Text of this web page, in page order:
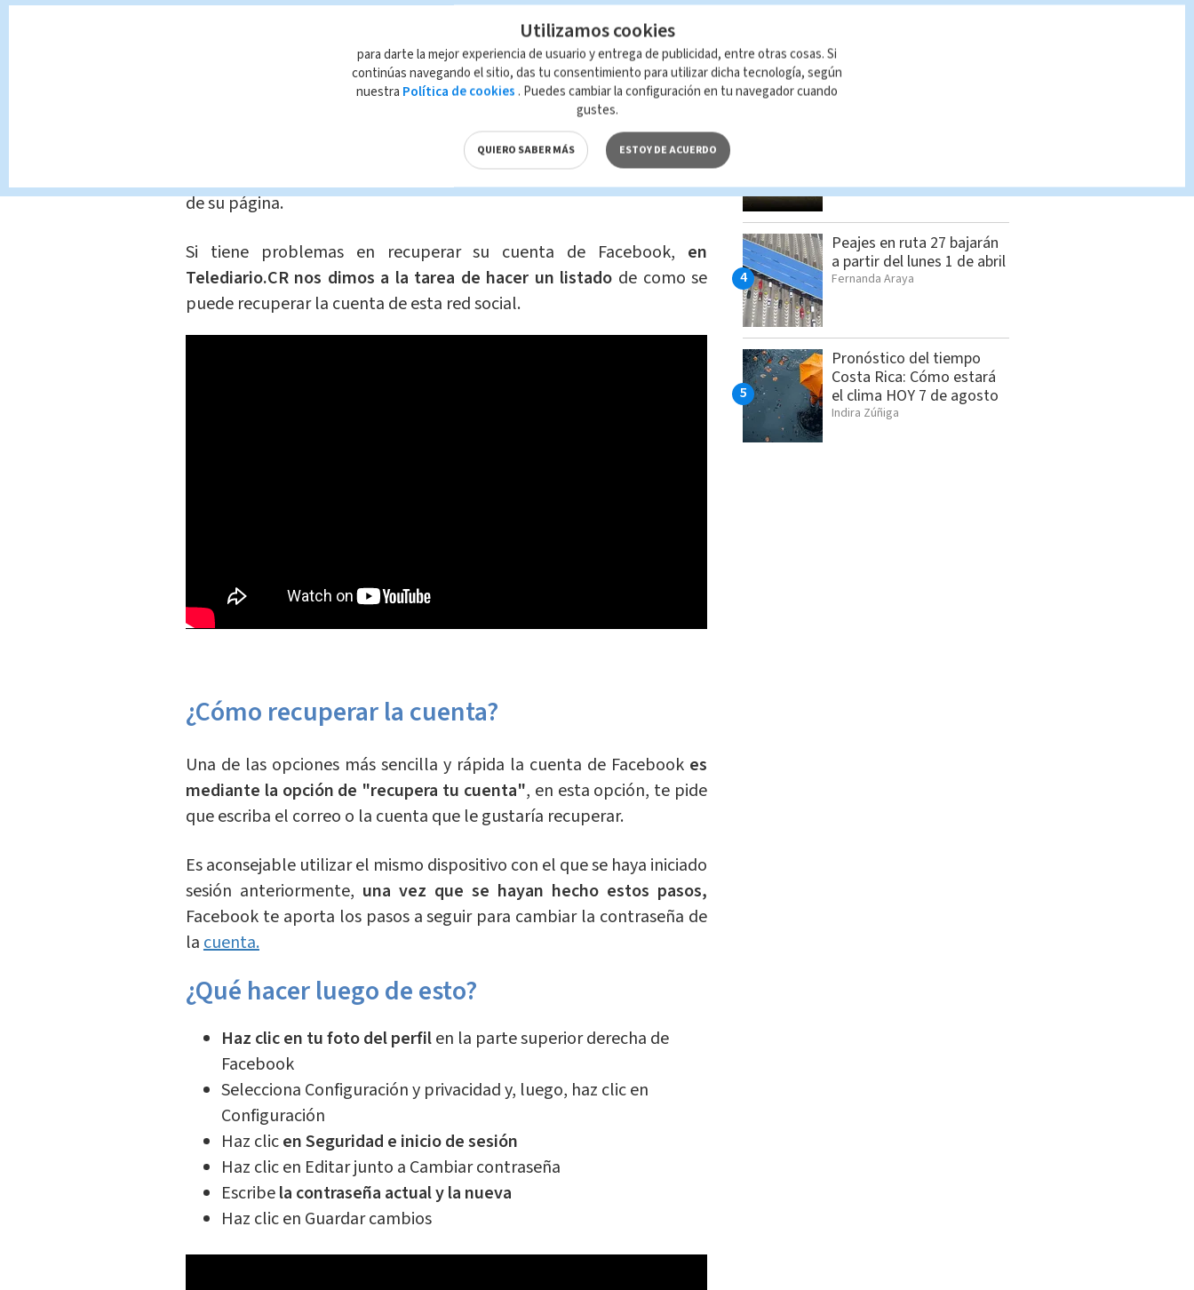
asuntoo elcontenido de la
Su página ha recibido una denunciay se ha eliminado por vulnerar
los derechos de propiedad intelectual de otra persona.
de su página.
Si tiene problemas en recuperar su cuenta de Facebook, en
Telediario.CR nos dimos a la tarea de hacer un listado de como se
puede recuperar la cuenta de esta red social.
¿Cómo recuperar la cuenta?
Una de las opciones más sencilla y rápida la cuenta de Facebook es
mediante la opción de "recupera tu cuenta", en esta opción, te pide
que escriba el correo o la cuenta que le gustaría recuperar.
Es aconsejable utilizar el mismo dispositivo con el que se haya iniciado
sesión anteriormente, una vez que se hayan hecho estos pasos,
Facebook te aporta los pasos a seguir para cambiar la contraseña de
lacuenta.
¿Qué hacer luego de esto?
Haz clic en tu foto del perfilen la parte superior derecha de
Facebook
Selecciona Configuración y privacidad y, luego, haz clic en
Configuración
Haz clicen Seguridad e inicio de sesión
Haz clic en Editar junto a Cambiar contraseña
Escribela contraseña actual y la nueva
Haz clic en Guardar cambios
Vin Diesel se despide de la
con un emotivo mensaje
Redacción Multimedios
Jorge Alpízar
Peajes en ruta 27 bajarán
a partir del lunes 1 de abril
Fernanda Araya
Pronóstico del tiempo
Costa Rica: Cómo estará
el clima HOY 7 de agosto
Indira Zúñiga
Utilizamos cookies
para darte la mejor experiencia de usuario y entrega de publicidad, entre otras cosas. Si
continúas navegando el sitio, das tu consentimiento para utilizar dicha tecnología, según
nuestra Política de cookies . Puedes cambiar la configuración en tu navegador cuando
gustes.
QUIERO SABER MÁS ESTOY DE ACUERDO